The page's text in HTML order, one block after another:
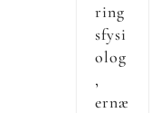
ring
sfysi
olog
,
ernæ